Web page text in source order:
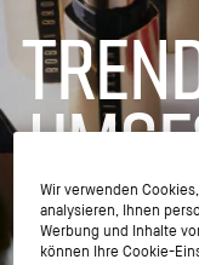
Wir helfen
dir,
trendige
Wir verwenden
analysieren, Ihnen
Werbung und Inhalte
können Ihre Cookie-